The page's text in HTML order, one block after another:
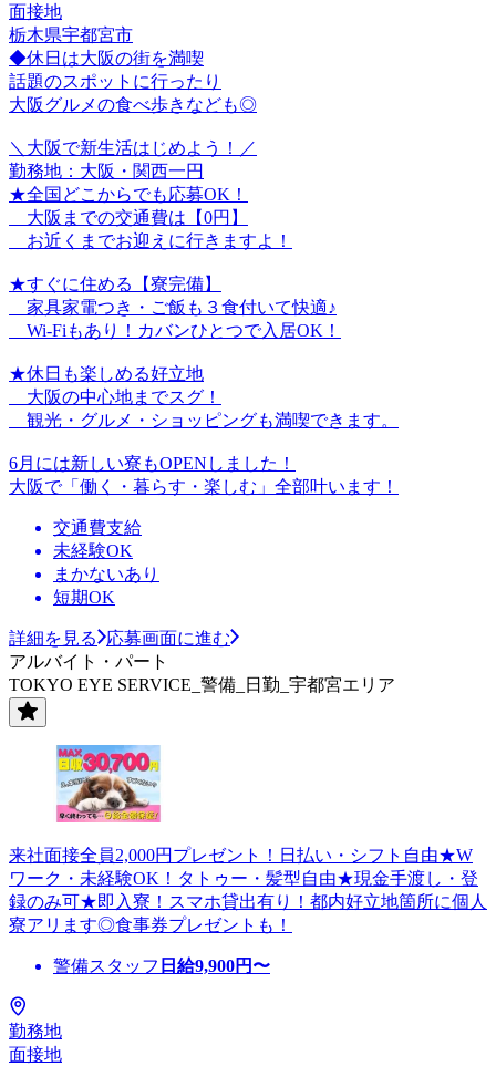
面接地
栃木県宇都宮市
◆休日は大阪の街を満喫
話題のスポットに行ったり
大阪グルメの食べ歩きなども◎
＼大阪で新生活はじめよう！／
勤務地：大阪・関西一円
★全国どこからでも応募OK！
大阪までの交通費は【0円】
お近くまでお迎えに行きますよ！
★すぐに住める【寮完備】
家具家電つき・ご飯も３食付いて快適♪
Wi-Fiもあり！カバンひとつで入居OK！
★休日も楽しめる好立地
大阪の中心地までスグ！
観光・グルメ・ショッピングも満喫できます。
6月には新しい寮もOPENしました！
大阪で「働く・暮らす・楽しむ」全部叶います！
交通費支給
未経験OK
まかないあり
短期OK
詳細を見る
応募画面に進む
アルバイト・パート
TOKYO EYE SERVICE_警備_日勤_宇都宮エリア
来社面接全員2,000円プレゼント！日払い・シフト自由★W
ワーク・未経験OK！タトゥー・髪型自由★現金手渡し・登
録のみ可★即入寮！スマホ貸出有り！都内好立地箇所に個人
寮アリます◎食事券プレゼントも！
警備スタッフ 日給9,900円〜
勤務地
面接地